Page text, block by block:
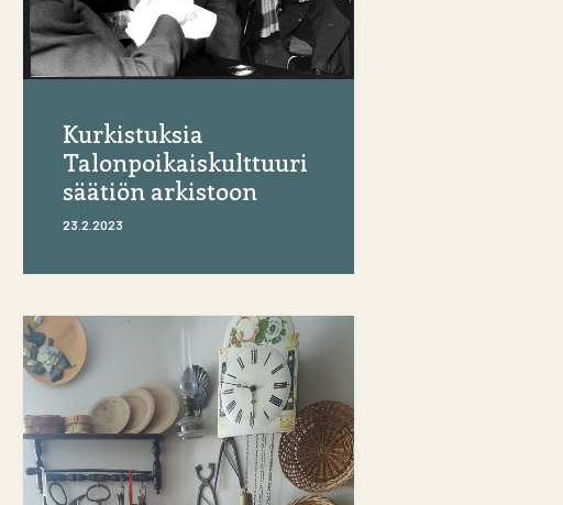
Kurkistuksia
Talonpoikaiskulttuuri
säätiön arkistoon
23.2.2023